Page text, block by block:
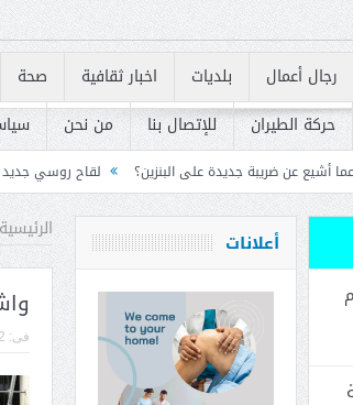
رجال أعمال بلديات اخبار ثقافية صحة
حركة الطيران للإتصال بنا من نحن
على البنزين؟ لقاح روسي جديد يبشر بحماية قوية من
الرئيسية
فى:
أعلانات